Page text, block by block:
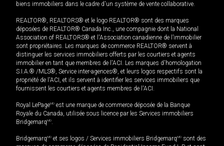
biens immobiliers dans le cadre d'un système de vente collaborative.
REALTOR®, REALTORS® et le logo REALTOR® sont des marques
déposées de REALTOR® Canada Inc., une compagnie dont la National
Association of REALTORS® et l'Association canadienne de l’immobilier
sont propriétaires. Les marques de commerce REALTOR® servent à
distinguer les services immobiliers offerts par les courtiers et agents
immobilier en tant que membres de l'ACI. Les marques d'homologation
S.I.A.® /MLS®, Service inter-agences®, et leurs logos respectifs sont la
propriété de l'ACI, et ils servent à identifier les services immobiliers que
fournissent les courtiers et agents membres de l'ACI.
Royal LePageMD est une marque de commerce déposée de la Banque
Royale du Canada, utilisée sous licence par les Services immobiliers
BridgemarqMD.
BridgemarqMD et ses logos / Services immobiliers BridgemarqMD sont des